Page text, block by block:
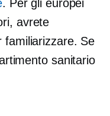
. Per gli europei
avrete
Se
sanitario